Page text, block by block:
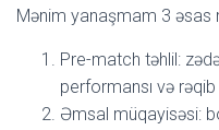
Mənim yanaşmam 3 əsas
Pre-match təhlil:
performansı və
Əmsal müqayisəsi: